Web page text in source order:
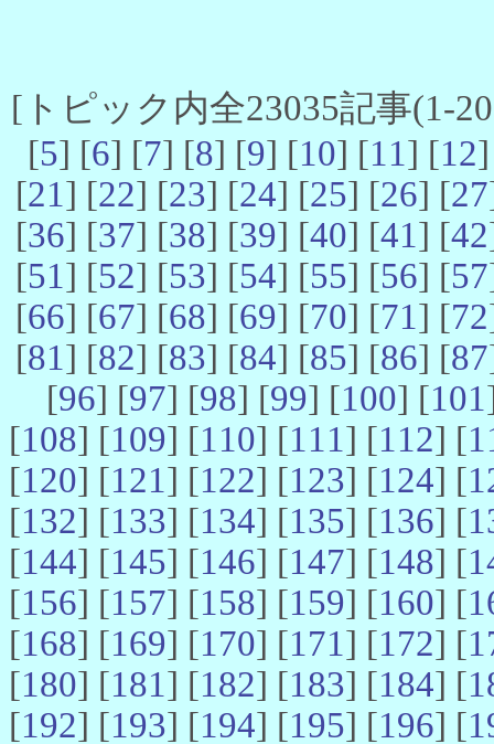
[トピック内全23035記事(1-
[5] [6] [7] [8] [9] [10] [11] [12
[21] [22] [23] [24] [25] [26] [27
[36] [37] [38] [39] [40] [41] [42
[51] [52] [53] [54] [55] [56] [57
[66] [67] [68] [69] [70] [71] [72
[81] [82] [83] [84] [85] [86] [87
[96] [97] [98] [99] [100] [101
[108] [109] [110] [111] [112] [
[120] [121] [122] [123] [124] [
[132] [133] [134] [135] [136] [
[144] [145] [146] [147] [148] [
[156] [157] [158] [159] [160] [
[168] [169] [170] [171] [172] [
[180] [181] [182] [183] [184] [
[192] [193] [194] [195] [196] [